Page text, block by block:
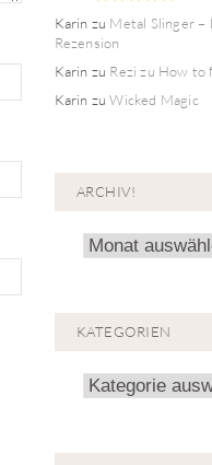
Karin zu Metal Slinger –
Rezension
Karin zu Rezi zu How to
Karin zuWicked Magic
ARCHIV!
Archiv!
KATEGORIEN
Kategorien